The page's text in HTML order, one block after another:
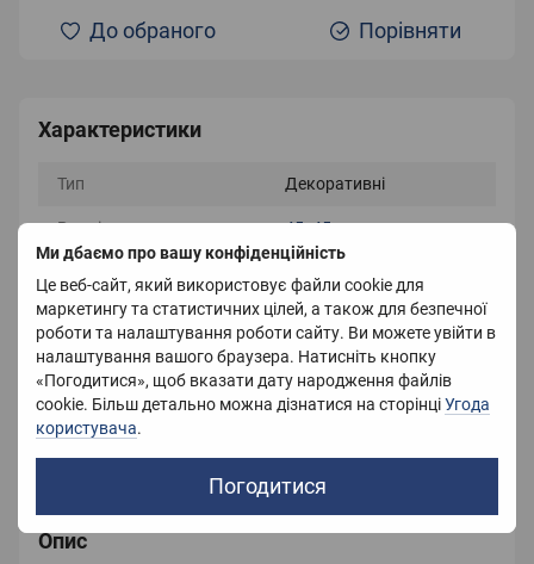
Ми дбаємо про вашу конфіденційність
Це веб-сайт, який використовує файли cookie для
маркетингу та статистичних цілей, а також для безпечної
роботи та налаштування роботи сайту. Ви можете увійти в
налаштування вашого браузера. Натисніть кнопку
«Погодитися», щоб вказати дату народження файлів
cookie. Більш детально можна дізнатися на сторінціУгода
користувача.
Погодитися
До обраного Порівняти
Характеристики
Тип Декоративні
Розмір 45x45 см
Наповнювач Холлофайбер
Колір Сірий
Вага 600 г
Опис